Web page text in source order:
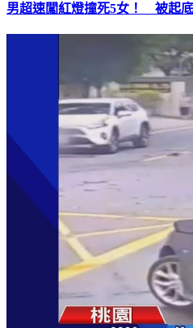
男超速闖紅燈撞死5女！ 被起